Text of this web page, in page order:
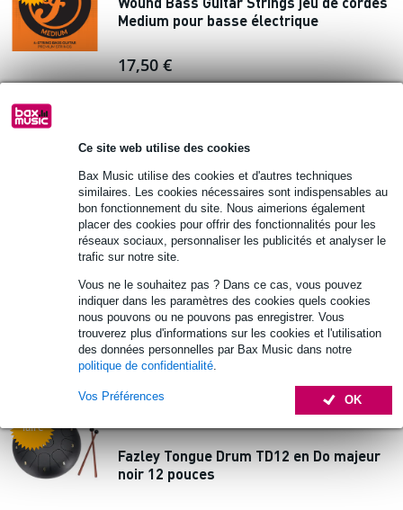
Ce site web utilise des cookies
Bax Music utilise des cookies et d'autres techniques
similaires. Les cookies nécessaires sont indispensables au
bon fonctionnement du site. Nous aimerions également
placer des cookies pour offrir des fonctionnalités pour les
réseaux sociaux, personnaliser les publicités et analyser le
trafic sur notre site.
Vous ne le souhaitez pas ? Dans ce cas, vous pouvez
indiquer dans les paramètres des cookies quels cookies
nous pouvons ou ne pouvons pas enregistrer. Vous
trouverez plus d'informations sur les cookies et l'utilisation
des données personnelles par Bax Music dans notre
politique de confidentialité
OK
Vos Préférences
Medium pour basse électrique
17,50 €
-10% AVEC
CODE EXTRA10
10 avis
Fazley Kubo BT Pocket Black 5 W ampli
guitare / enceinte Bluetooth portable
Prix public 46 € 29 €
En stock
Ajouter au panier
laire
Fazley Tongue Drum TD12 en Do majeur
noir 12 pouces